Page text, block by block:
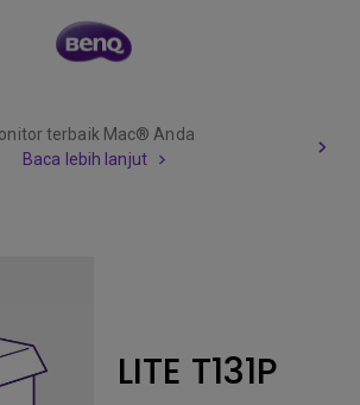
terbaik Mac® Anda
Baca lebih lanjut
LITE T131P